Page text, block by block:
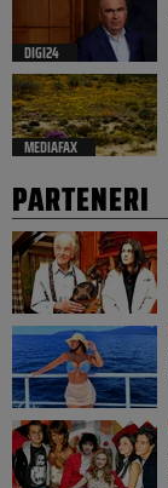
DIGI24
MEDIAFAX
PARTENERI